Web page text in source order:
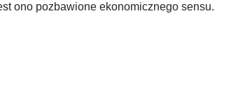
ono pozbawione ekonomicznego sensu.